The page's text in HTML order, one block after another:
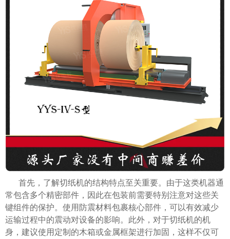
首先，了解切纸机的结构特点至关重要。由于这类机器通
常包含多个精密部件，因此在包装前需要特别注意对这些关
键组件的保护。使用防震材料包裹核心部件，可以有效减少
运输过程中的震动对设备的影响。此外，对于切纸机的机
身，建议使用定制的木箱或金属框架进行加固，这样不仅可